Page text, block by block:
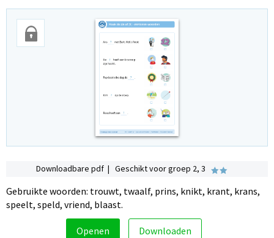
Downloadbare pdf | Geschikt voor groep 2, 3
Gebruikte woorden: trouwt, twaalf, prins, knikt, krant, krans,
speelt, speld, vriend, blaast.
Openen Downloaden